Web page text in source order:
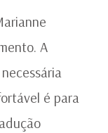
A
é para